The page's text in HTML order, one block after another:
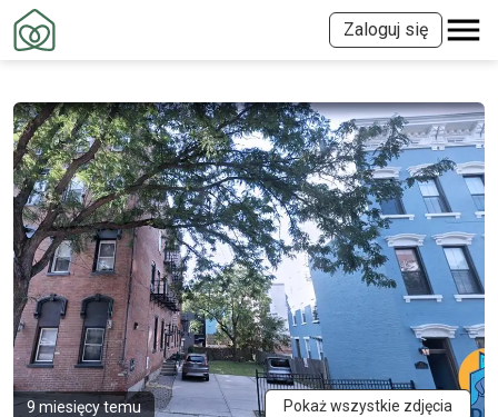
Zaloguj się
9 miesięcy temu Pokaż wszystkie zdjęcia